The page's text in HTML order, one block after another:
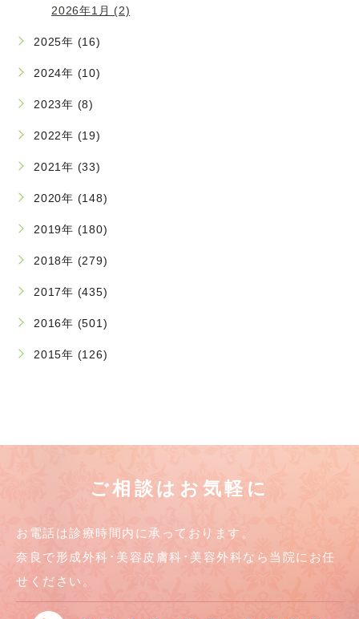
2026年1月 (2)
2025年 (16)
2024年 (10)
2023年 (8)
2022年 (19)
2021年 (33)
2020年 (148)
2019年 (180)
2018年 (279)
2017年 (435)
2016年 (501)
2015年 (126)
ご相談はお気軽に
お電話は診療時間内に承っております。
奈良で形成外科･美容皮膚科･美容外科なら当院にお任
せください。